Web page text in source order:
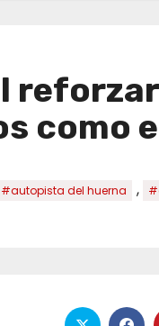
como
#autopista del huerna ,